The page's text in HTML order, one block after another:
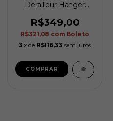
Derailleur Hanger
R$349,00
R$321,08 com Boleto
3 x de R$116,33 sem juros